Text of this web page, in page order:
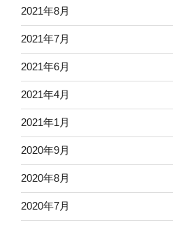
2021年8月
2021年7月
2021年6月
2021年4月
2021年1月
2020年9月
2020年8月
2020年7月